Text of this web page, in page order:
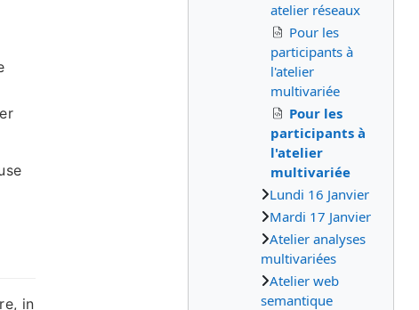
atelier réseaux
Pour les
participants à
l'atelier
multivariée
Pour les
participants à
l'atelier
multivariée
Lundi 16 Janvier
Mardi 17 Janvier
Atelier analyses
multivariées
Atelier web
semantique